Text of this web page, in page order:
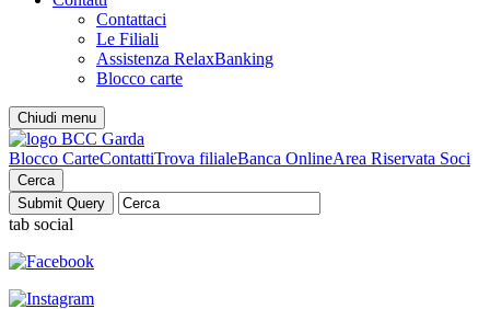
Contattaci
Le Filiali
Assistenza RelaxBanking
Blocco carte
Chiudi menu
Blocco CarteContattiTrova filialeBanca OnlineArea Riservata Soci
Cerca
tab social